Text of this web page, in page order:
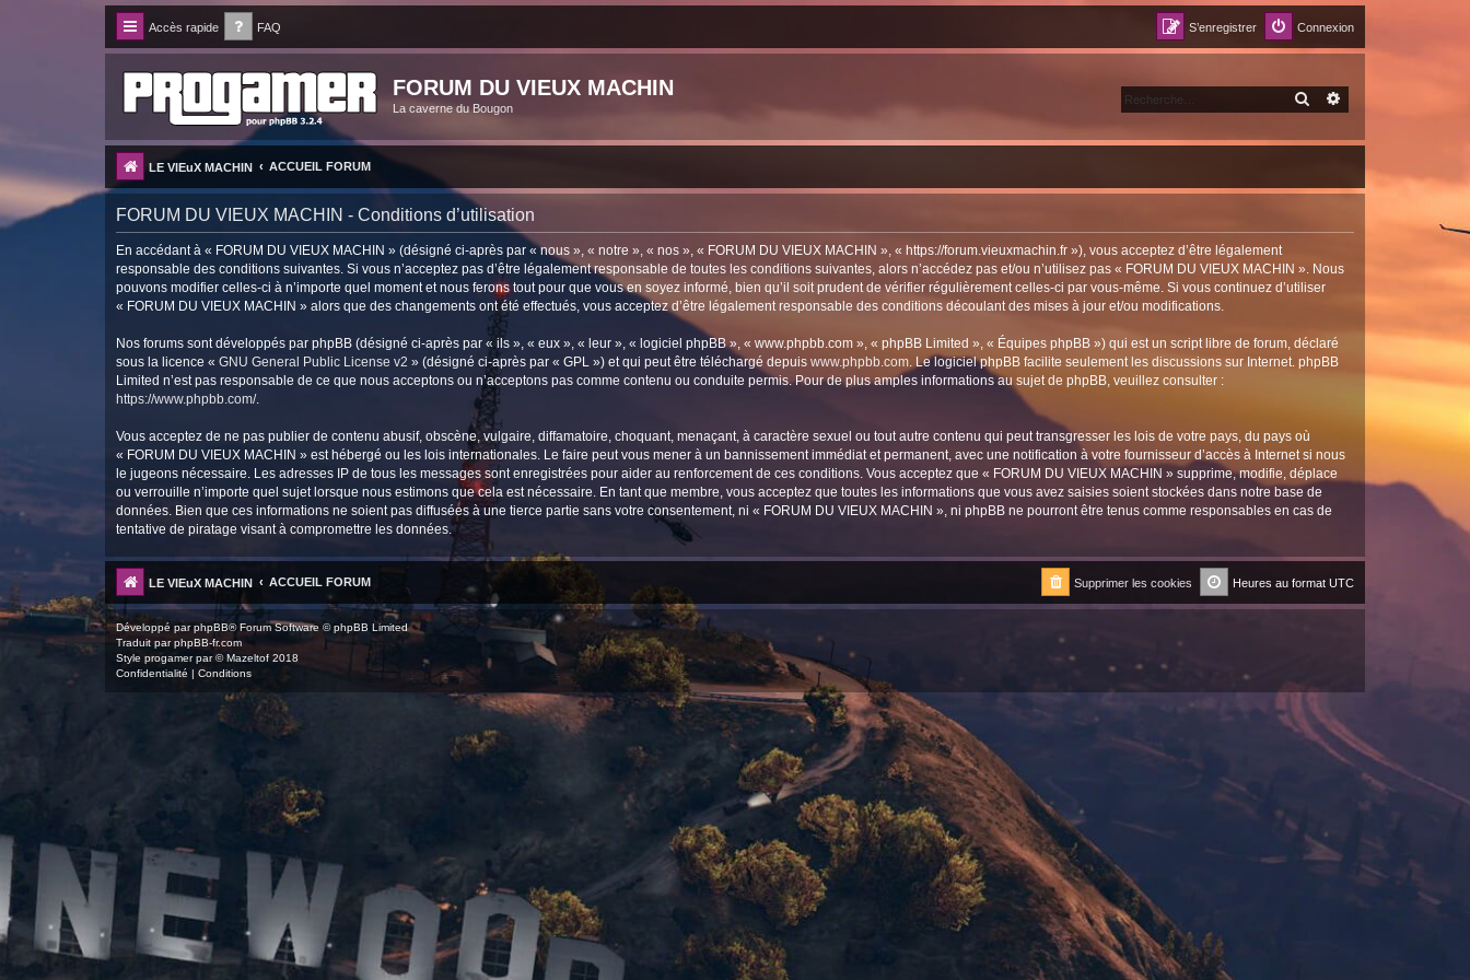
Accès rapide FAQ Connexion
S’enregistrer
FORUM DU VIEUX MACHIN
La caverne du Bougon
RECHERCHER
LE VIEuX MACHIN ACCUEIL FORUM
FORUM DU VIEUX MACHIN - Conditions d’utilisation
En accédant à « FORUM DU VIEUX MACHIN » (désigné ci-après par « nous », « notre », « nos », « FORUM DU VIEUX MACHIN », « https://forum.vieuxmachin.fr »), vous acceptez d’être légalement
responsable des conditions suivantes. Si vous n’acceptez pas d’être légalement responsable de toutes les conditions suivantes, alors n’accédez pas et/ou n’utilisez pas « FORUM DU VIEUX MACHIN ». Nous
pouvons modifier celles-ci à n’importe quel moment et nous ferons tout pour que vous en soyez informé, bien qu’il soit prudent de vérifier régulièrement celles-ci par vous-même. Si vous continuez d’utiliser
« FORUM DU VIEUX MACHIN » alors que des changements ont été effectués, vous acceptez d’être légalement responsable des conditions découlant des mises à jour et/ou modifications.
Nos forums sont développés par phpBB (désigné ci-après par « ils », « eux », « leur », « logiciel phpBB », « www.phpbb.com », « phpBB Limited », « Équipes phpBB ») qui est un script libre de forum, déclaré
sous la licence « GNU General Public License v2 » (désigné ci-après par « GPL ») et qui peut être téléchargé depuis www.phpbb.com . Le logiciel phpBB facilite seulement les discussions sur Internet. phpBB
Limited n’est pas responsable de ce que nous acceptons ou n’acceptons pas comme contenu ou conduite permis. Pour de plus amples informations au sujet de phpBB, veuillez consulter :
https://www.phpbb.com/.
Vous acceptez de ne pas publier de contenu abusif, obscène, vulgaire, diffamatoire, choquant, menaçant, à caractère sexuel ou tout autre contenu qui peut transgresser les lois de votre pays, du pays où
« FORUM DU VIEUX MACHIN » est hébergé ou les lois internationales. Le faire peut vous mener à un bannissement immédiat et permanent, avec une notification à votre fournisseur d’accès à Internet si nous
le jugeons nécessaire. Les adresses IP de tous les messages sont enregistrées pour aider au renforcement de ces conditions. Vous acceptez que « FORUM DU VIEUX MACHIN » supprime, modifie, déplace
ou verrouille n’importe quel sujet lorsque nous estimons que cela est nécessaire. En tant que membre, vous acceptez que toutes les informations que vous avez saisies soient stockées dans notre base de
données. Bien que ces informations ne soient pas diffusées à une tierce partie sans votre consentement, ni « FORUM DU VIEUX MACHIN », ni phpBB ne pourront être tenus comme responsables en cas de
tentative de piratage visant à compromettre les données.
LE VIEuX MACHIN ACCUEIL FORUM Heures au format UTC
Supprimer les cookies
Développé parphpBB® Forum Software © phpBB Limited
Traduit parphpBB-fr.com
Style progamerpar ©Mazeltof 2018
Confidentialité | Conditions